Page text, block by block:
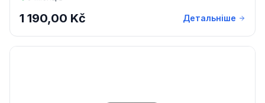
1 190,00 Kč Детальніше